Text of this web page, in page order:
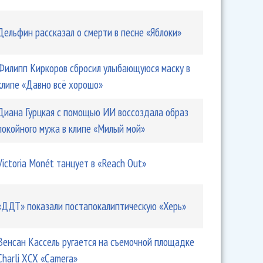
рассказал о смерти в песне «Яблоки»
Киркоров сбросил улыбающуюся маску в
«Давно всё хорошо»
Гурцкая с помощью ИИ воссоздала образ
мужа в клипе «Милый мой»
Monét танцует в «Reach Out»
показали постапокалиптическую «Херь»
Кассель ругается на съемочной площадке
XCX «Camera»